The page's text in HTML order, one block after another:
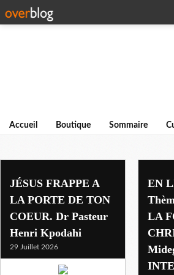
Accueil Boutique Sommaire
jesus
JÉSUS FRAPPE A
LA PORTE DE TON
COEUR. Dr Pasteur
Henri Kpodahi
29 Juillet 2026
EN
LA